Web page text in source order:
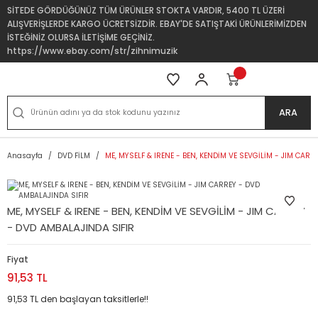
SİTEDE GÖRDÜĞÜNÜZ TÜM ÜRÜNLER STOKTA VARDIR, 5400 TL ÜZERİ
ALIŞVERİŞLERDE KARGO ÜCRETSİZDİR. EBAY'DE SATIŞTAKİ ÜRÜNLERİMİZDEN
İSTEĞİNİZ OLURSA İLETİŞİME GEÇİNİZ.
https://www.ebay.com/str/zihnimuzik
ARA
Anasayfa DVD FİLM ME, MYSELF & IRENE - BEN, KENDİM VE SEVGİLİM - JIM
ME, MYSELF & IRENE - BEN, KENDİM VE SEVGİLİM - JIM CARREY
- DVD AMBALAJINDA SIFIR
Fiyat
91,53 TL
91,53 TL den başlayan taksitlerle!!